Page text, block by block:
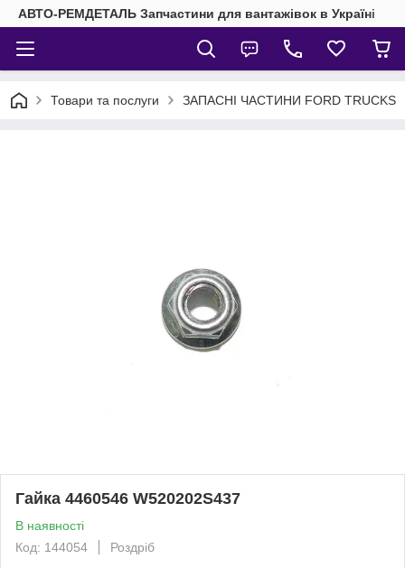
АВТО-РЕМДЕТАЛЬ Запчастини для вантажівок в Україні
Товари та послуги ЗАПАСНІ ЧАСТИНИ FORD TRUCKS
Гайка 4460546 W520202S437
В наявності
Код: 144054
Роздріб